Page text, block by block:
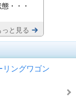
・・・
っと見る
リングワゴン